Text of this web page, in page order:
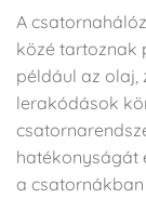
A
közé tartoznak
például az olaj,
lerakódások
hatékonyságát
a